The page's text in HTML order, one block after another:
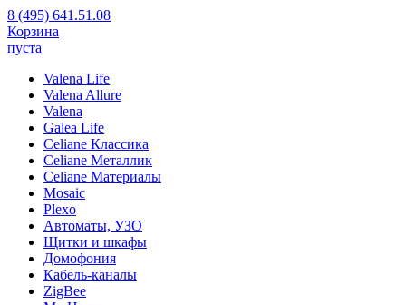
8 (495) 641.51.08
Корзина
пуста
Valena Life
Valena Allure
Valena
Galea Life
Celiane Классика
Celiane Металлик
Celiane Материалы
Mosaic
Plexo
Автоматы, УЗО
Щитки и шкафы
Домофония
Кабель-каналы
ZigBee